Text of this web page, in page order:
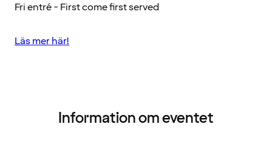
Fri entré - First come first served
Läs mer här!
Information om eventet